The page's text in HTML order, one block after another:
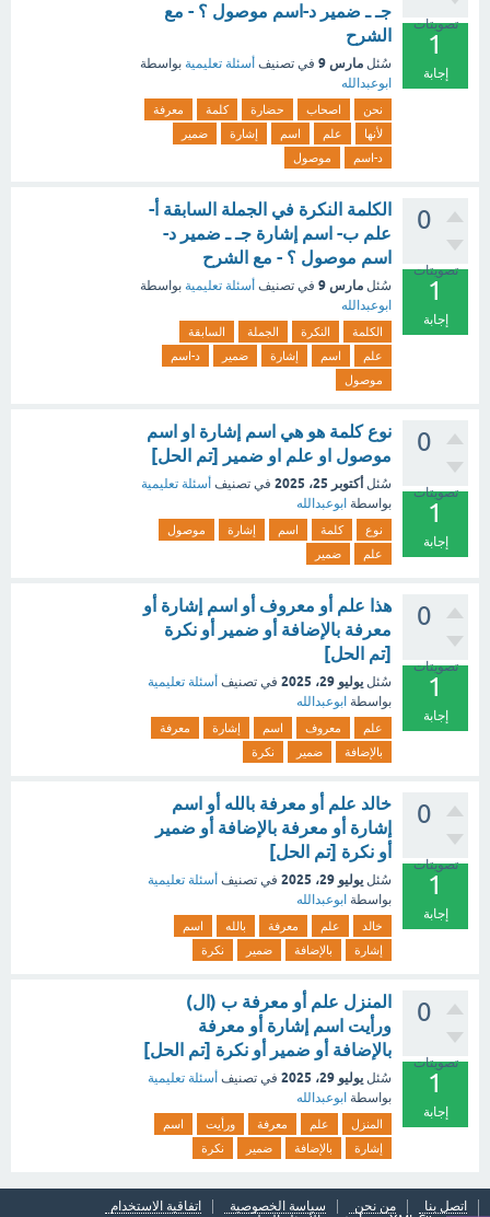
تصويتات
1
إجابة
جـ ـ ضمير د-اسم موصول ؟ - مع
الشرح
سُئل مارس 9 في تصنيف أسئلة تعليمية بواسطة
ابوعبدالله
نحن اصحاب حضارة كلمة
معرفة
لأنها
علم اسم إشارة
ضمير
د-اسم
موصول
0
تصويتات
1
إجابة
الكلمة النكرة في الجملة السابقة أ-
علم ب- اسم إشارة جـ ـ ضمير د-
اسم موصول ؟ - مع الشرح
سُئل مارس 9 في تصنيف أسئلة تعليمية بواسطة
ابوعبدالله
الكلمة النكرة الجملة
السابقة
علم
اسم إشارة ضمير
د-اسم
موصول
0
تصويتات
1
إجابة
نوع كلمة هو هي اسم إشارة او اسم
موصول او علم او ضمير [تم الحل]
سُئل أكتوبر 25، 2025 في تصنيف أسئلة تعليمية
بواسطة ابوعبدالله
نوع كلمة اسم إشارة
موصول
علم
ضمير
0
تصويتات
1
إجابة
هذا علم أو معروف أو اسم إشارة أو
معرفة بالإضافة أو ضمير أو نكرة
[تم الحل]
سُئل يوليو 29، 2025 في تصنيف أسئلة تعليمية
بواسطة ابوعبدالله
علم معروف اسم إشارة
معرفة
بالإضافة
ضمير نكرة
0
تصويتات
1
إجابة
خالد علم أو معرفة بالله أو اسم
إشارة أو معرفة بالإضافة أو ضمير
أو نكرة [تم الحل]
سُئل يوليو 29، 2025 في تصنيف أسئلة تعليمية
بواسطة ابوعبدالله
خالد علم معرفة بالله
اسم
إشارة
بالإضافة ضمير نكرة
0
تصويتات
1
إجابة
المنزل علم أو معرفة ب (ال)
ورأيت اسم إشارة أو معرفة
بالإضافة أو ضمير أو نكرة [تم الحل]
سُئل يوليو 29، 2025 في تصنيف أسئلة تعليمية
بواسطة ابوعبدالله
المنزل علم معرفة ورأيت
اسم
إشارة
بالإضافة ضمير نكرة
اتصل بنا من نحن سياسة الخصوصية
اتفاقية الاستخدام